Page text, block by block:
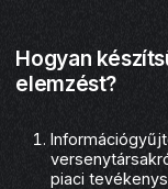
Hogyan
elemzést?
piaci